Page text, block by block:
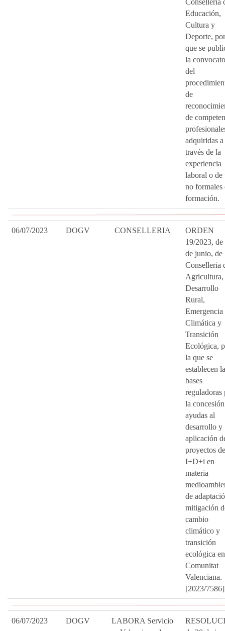
Educación,
Cultura y
Deporte,
que se
la
del
de
de
adquiridas a
través de la
experiencia
laboral o de
no formales
formación.
06/07/2023 DOGV CONSELLERIA
ORDEN
19/2023, de
de junio, de
Conselleria
Agricultura,
Desarrollo
Rural,
Emergencia
Climática y
Transición
Ecológica,
la que se
establecen
bases
reguladoras
la
ayudas al
desarrollo y
aplicación
proyectos de
I+D+i en
materia
de
mitigación
cambio
climático y
transición
ecológica
Comunitat
Valenciana.
[2023/7586]
06/07/2023 DOGV
LABORA Servicio